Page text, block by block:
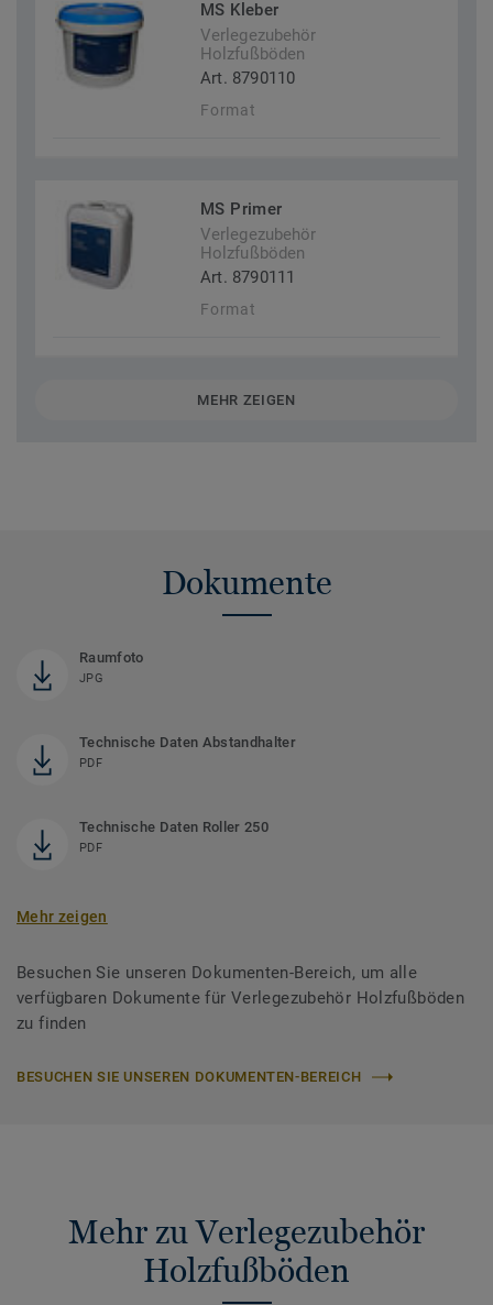
MS Kleber
Verlegezubehör
Holzfußböden
Art. 8790110
Format
MS Primer
Verlegezubehör
Holzfußböden
Art. 8790111
Format
MEHR ZEIGEN
Dokumente
Raumfoto
JPG
Technische Daten Abstandhalter
PDF
Technische Daten Roller 250
PDF
Mehr zeigen
Besuchen Sie unseren Dokumenten-Bereich, um alle
verfügbaren Dokumente für Verlegezubehör Holzfußböden
zu finden
BESUCHEN SIE UNSEREN DOKUMENTEN-BEREICH
Mehr zu Verlegezubehör
Holzfußböden